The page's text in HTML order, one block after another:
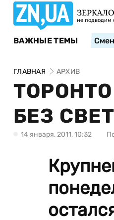
не подводим
ВАЖНЫЕ ТЕМЫ
ГЛАВНАЯ АРХИВ
БЕЗ
14 января, 2011, 10:32